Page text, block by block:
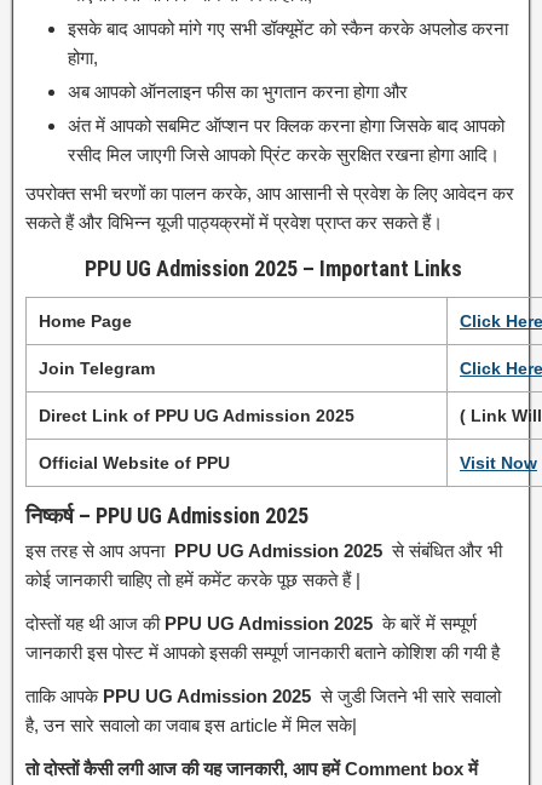
इसके बाद आपको मांगे गए सभी डॉक्यूमेंट को स्कैन करके अपलोड करना
होगा,
अब आपको ऑनलाइन फीस का भुगतान करना होगा और
अंत में आपको सबमिट ऑप्शन पर क्लिक करना होगा जिसके बाद आपको
रसीद मिल जाएगी जिसे आपको प्रिंट करके सुरक्षित रखना होगा आदि।
उपरोक्त सभी चरणों का पालन करके, आप आसानी से प्रवेश के लिए आवेदन कर
सकते हैं और विभिन्न यूजी पाठ्यक्रमों में प्रवेश प्राप्त कर सकते हैं।
PPU UG Admission 2025 – Important Links
Home Page Click Here
Join Telegram Click Here
Direct Link of PPU UG Admission 2025 ( Link
Official Website of PPU Visit Now
निष्कर्ष – PPU UG Admission 2025
इस तरह से आप अपना PPU UG Admission 2025से संबंधित और भी
कोई जानकारी चाहिए तो हमें कमेंट करके पूछ सकते हैं |
दोस्तों यह थी आज की PPU UG Admission 2025के बारें में सम्पूर्ण
जानकारी इस पोस्ट में आपको इसकी सम्पूर्ण जानकारी बताने कोशिश की गयी है
ताकि आपकेPPU UG Admission 2025से जुडी जितने भी सारे सवालो
है, उन सारे सवालो का जवाब इस article में मिल सके|
तो दोस्तों कैसी लगी आज की यह जानकारी, आप हमें Comment box में